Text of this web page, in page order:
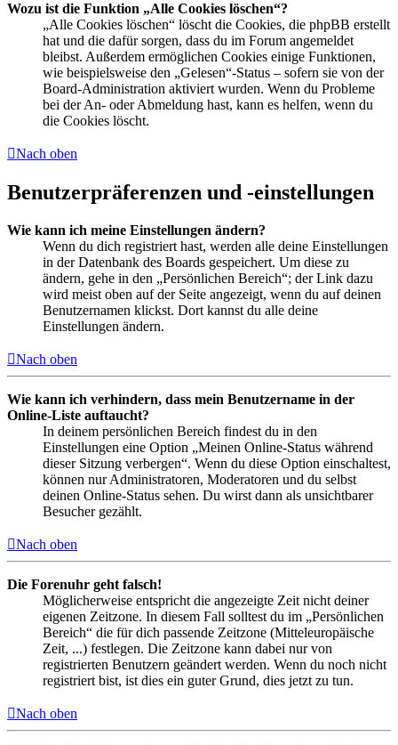
Wozu ist die Funktion „Alle Cookies löschen“?
„Alle Cookies löschen“ löscht die Cookies, die phpBB erstellt
hat und die dafür sorgen, dass du im Forum angemeldet
bleibst. Außerdem ermöglichen Cookies einige Funktionen,
wie beispielsweise den „Gelesen“-Status – sofern sie von der
Board-Administration aktiviert wurden. Wenn du Probleme
bei der An- oder Abmeldung hast, kann es helfen, wenn du
die Cookies löscht.
Nach oben
Benutzerpräferenzen und -einstellungen
Wie kann ich meine Einstellungen ändern?
Wenn du dich registriert hast, werden alle deine Einstellungen
in der Datenbank des Boards gespeichert. Um diese zu
ändern, gehe in den „Persönlichen Bereich“; der Link dazu
wird meist oben auf der Seite angezeigt, wenn du auf deinen
Benutzernamen klickst. Dort kannst du alle deine
Einstellungen ändern.
Nach oben
Wie kann ich verhindern, dass mein Benutzername in der
Online-Liste auftaucht?
In deinem persönlichen Bereich findest du in den
Einstellungen eine Option „Meinen Online-Status während
dieser Sitzung verbergen“. Wenn du diese Option einschaltest,
können nur Administratoren, Moderatoren und du selbst
deinen Online-Status sehen. Du wirst dann als unsichtbarer
Besucher gezählt.
Nach oben
Die Forenuhr geht falsch!
Möglicherweise entspricht die angezeigte Zeit nicht deiner
eigenen Zeitzone. In diesem Fall solltest du im „Persönlichen
Bereich“ die für dich passende Zeitzone (Mitteleuropäische
Zeit, ...) festlegen. Die Zeitzone kann dabei nur von
registrierten Benutzern geändert werden. Wenn du noch nicht
registriert bist, ist dies ein guter Grund, dies jetzt zu tun.
Nach oben